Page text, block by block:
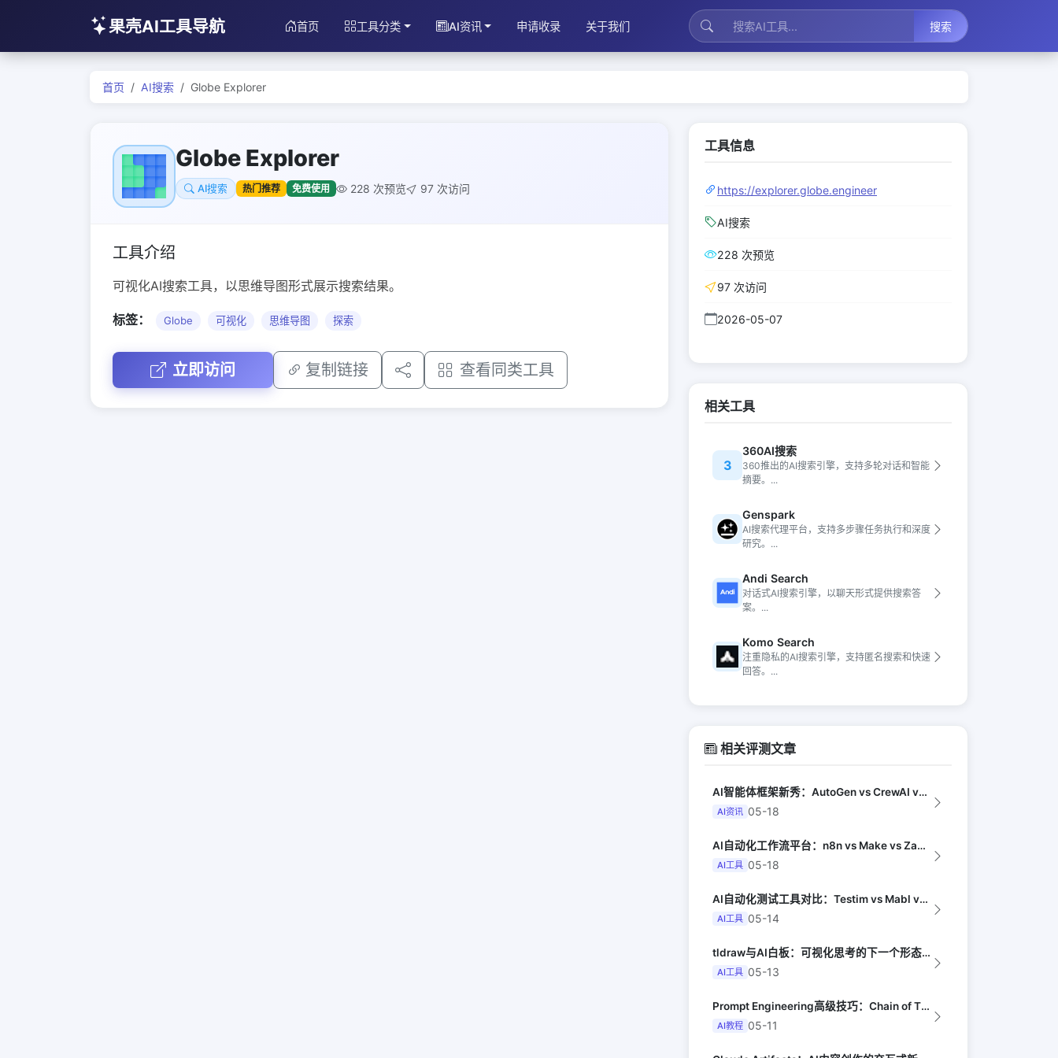
果壳AI工具导航 首页 工具分类 AI资讯 申请收录 关于我们 搜索
首页 AI搜索 Globe Explorer
Globe Explorer
AI搜索 热门推荐 免费使用 228 次预览 97 次访问
工具介绍
可视化AI搜索工具，以思维导图形式展示搜索结果。
标签： Globe 可视化 思维导图 探索
立即访问 复制链接 查看同类工具
工具信息
https://explorer.globe.engineer
AI搜索
228 次预览
97 次访问
2026-05-07
相关工具
3
360AI搜索
360推出的AI搜索引擎，支持多轮对话和智能
摘要。...
Genspark
AI搜索代理平台，支持多步骤任务执行和深度
研究。...
Andi Search
对话式AI搜索引擎，以聊天形式提供搜索答
案。...
Komo Search
注重隐私的AI搜索引擎，支持匿名搜索和快速
回答。...
相关评测文章
AI智能体框架新秀：AutoGen vs CrewAI vs OpenHands...
AI资讯 05-18
AI自动化工作流平台：n8n vs Make vs Zapier AI对比（Au...
AI工具 05-18
AI自动化测试工具对比：Testim vs Mabl vs Playwright...
AI工具 05-14
tldraw与AI白板：可视化思考的下一个形态（Design Milk）
AI工具 05-13
Prompt Engineering高级技巧：Chain of Thought到...
AI教程 05-11